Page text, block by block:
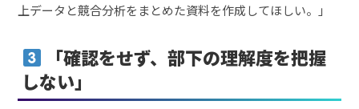
上データと競合分析をまとめた資料を作成してほしい。」
「確認をせず、部下の理解度を把握
しない」